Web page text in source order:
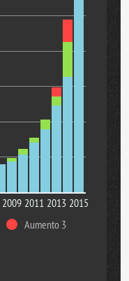
2009 2011 2013 2015
Aumento 3